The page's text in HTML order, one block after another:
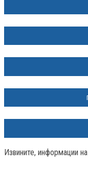
Извините, информации